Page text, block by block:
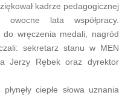
kadrze pedagogicznej
lata współpracy.
wręczenia medali, nagród
sekretarz stanu w MEN
Jerzy Rębek oraz dyrektor
ciepłe słowa uznania